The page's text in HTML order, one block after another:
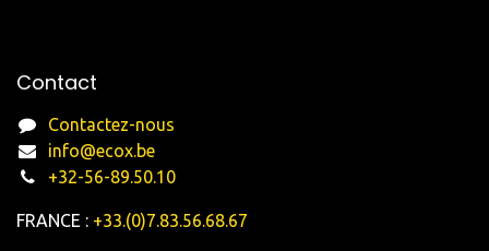
Contact
Contactez-nous
info@ecox.be
+32-56-89.50.10
FRANCE : +33.(0)7.83.56.68.67